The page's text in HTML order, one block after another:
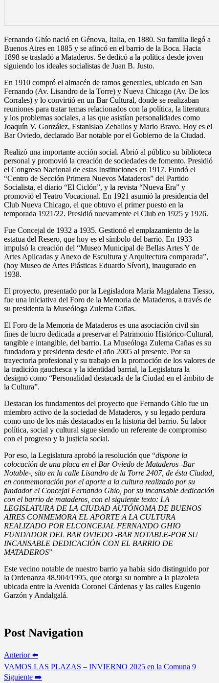
Fernando Ghío nació en Génova, Italia, en 1880. Su familia llegó a
Buenos Aires en 1885 y se afincó en el barrio de la Boca. Hacia
1898 se trasladó a Mataderos. Se dedicó a la política desde joven
siguiendo los ideales socialistas de Juan B. Justo.
En 1910 compró el almacén de ramos generales, ubicado en San
Fernando (Av. Lisandro de la Torre) y Nueva Chicago (Av. De los
Corrales) y lo convirtió en un Bar Cultural, donde se realizaban
reuniones para tratar temas relacionados con la política, la literatura
y los problemas sociales, a las que asistían personalidades como
Joaquín V. González, Estanislao Zeballos y Mario Bravo. Hoy es el
Bar Oviedo, declarado Bar notable por el Gobierno de la Ciudad.
Realizó una importante acción social. Abrió al público su biblioteca
personal y promovió la creación de sociedades de fomento. Presidió
el Congreso Nacional de estas Instituciones en 1917. Fundó el
“Centro de Sección Primera Nuevos Mataderos” del Partido
Socialista, el diario “El Ciclón”, y la revista “Nueva Era” y
promovió el Teatro Vocacional. En 1921 asumió la presidencia del
Club Nueva Chicago, el que obtuvo el primer puesto en la
temporada 1921/22. Presidió nuevamente el Club en 1925 y 1926.
Fue Concejal de 1932 a 1935. Gestionó el emplazamiento de la
estatua del Resero, que hoy es el símbolo del barrio. En 1933
impulsó la creación del “Museo Municipal de Bellas Artes Y de
Artes Aplicadas y Anexo de Escultura y Arquitectura comparada”,
(hoy Museo de Artes Plásticas Eduardo Sívori), inaugurado en
1938.
El proyecto, presentado por la Legisladora María Magdalena Tiesso,
fue una iniciativa del Foro de la Memoria de Mataderos, a través de
su presidenta la Museóloga Zulema Cañas.
El Foro de la Memoria de Mataderos es una asociación civil sin
fines de lucro dedicada a preservar el Patrimonio Histórico-Cultural,
tangible e intangible, del barrio. La Museóloga Zulema Cañas es su
fundadora y presidenta desde el año 2005 al presente. Por su
trayectoria profesional y su trabajo en la promoción de los valores de
la tradición gauchesca y la identidad barrial, la Legislatura la
designó como “Personalidad destacada de la Ciudad en el ámbito de
la Cultura”.
Destacan los fundamentos del proyecto que Fernando Ghio fue un
miembro activo de la sociedad de Mataderos, y su legado perdura
como uno de los más destacados en la historia del barrio. Su labor
política, social y cultural sigue siendo un referente de compromiso
con el progreso y la justicia social.
Por eso, la Legislatura aprobó la resolución que “dispone la
colocación de una placa en el Bar Oviedo de Mataderos -Bar
Notable-, sito en la calle Lisandro de la Torre 2407, de ésta Ciudad,
en conmemoración por el aporte a la cultura realizado por su
fundador el Concejal Fernando Ghio, por su incansable dedicación
con el barrio de mataderos, con el siguiente texto: LA
LEGISLATURA DE LA CIUDAD AUTÓNOMA DE BUENOS
AIRES CONMEMORA EL APORTE A LA CULTURA
REALIZADO POR ELCONCEJAL FERNANDO GHIO
FUNDADOR DEL BAR OVIEDO -BAR NOTABLE-POR SU
INCANSABLE DEDICACIÓN CON EL BARRIO DE
MATADEROS”
Este vecino notable de nuestro barrio ya había sido distinguido por
la Ordenanza 48.904/1995, que otorga su nombre a la plazoleta
ubicada entre la Avenida Coronel Cárdenas y las calles Eugenio
Garzón y Andalgalá.
Post Navigation
Anterior ⬅️
VAMOS LAS PLAZAS – INVIERNO 2025 en la Comuna 9
Siguiente ➡️